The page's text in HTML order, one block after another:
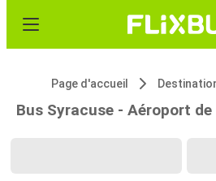
Page d'accueil
Bus Syracuse - Aéroport